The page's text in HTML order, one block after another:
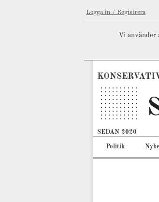
Logga in / Registrera
Vi
SEDAN 2020
Politik